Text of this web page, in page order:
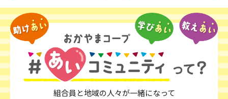
組合員と地域の人々が一緒になって